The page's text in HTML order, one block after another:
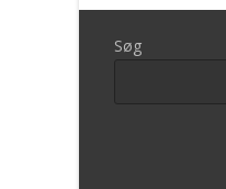
Søg